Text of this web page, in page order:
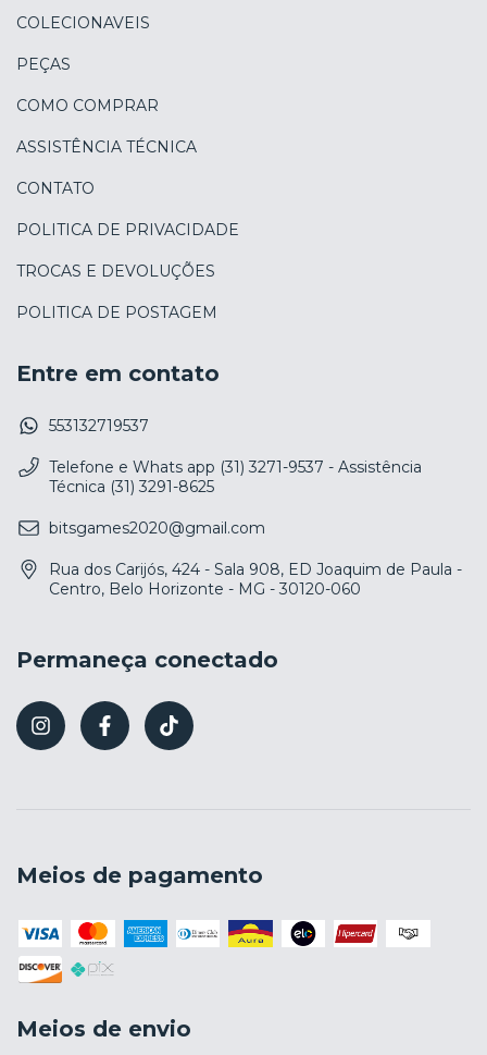
COLECIONAVEIS
PEÇAS
COMO COMPRAR
ASSISTÊNCIA TÉCNICA
CONTATO
POLITICA DE PRIVACIDADE
TROCAS E DEVOLUÇÕES
POLITICA DE POSTAGEM
Entre em contato
553132719537
Telefone e Whats app (31) 3271-9537 - Assistência
Técnica (31) 3291-8625
bitsgames2020@gmail.com
Rua dos Carijós, 424 - Sala 908, ED Joaquim de Paula -
Centro, Belo Horizonte - MG - 30120-060
Permaneça conectado
Meios de pagamento
Meios de envio